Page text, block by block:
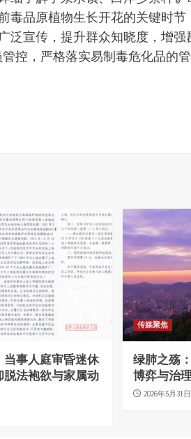
品原植物生长开花的关键时
宣传，提升群众知晓度，增
控，严格落实易制毒危化品的
事人庭审昏迷休
脱法袍欲与家属动
传媒聚焦
绿肺之殇
博弈与治
2026年5月31日